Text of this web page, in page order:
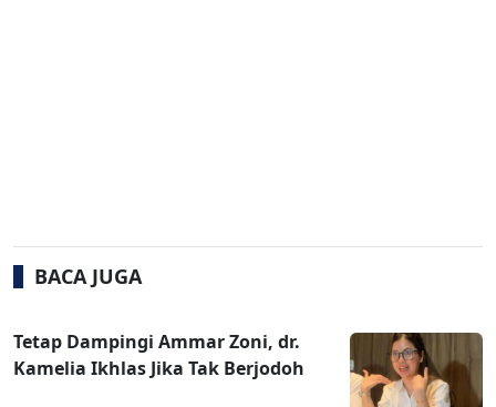
BACA JUGA
Tetap Dampingi Ammar Zoni, dr.
Kamelia Ikhlas Jika Tak Berjodoh